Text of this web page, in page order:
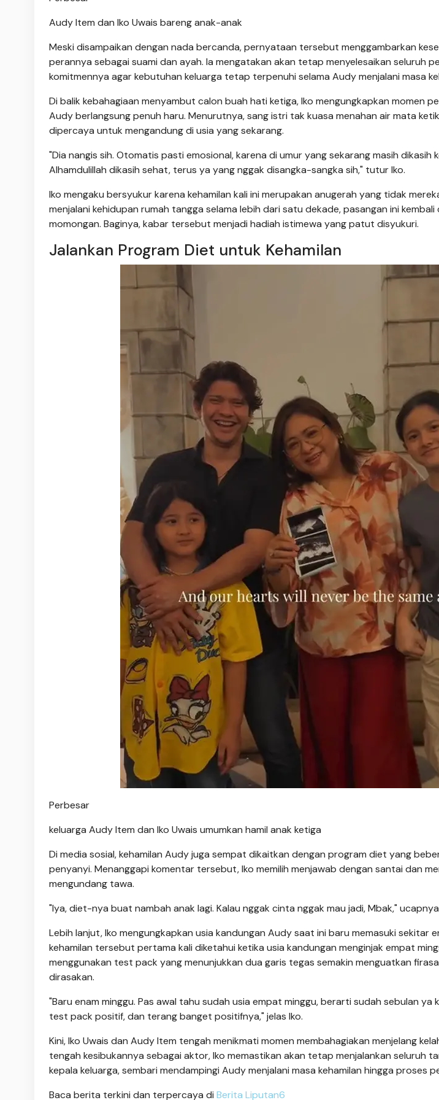
Audy Item dan Iko Uwais bareng anak-anak
Meski disampaikan dengan nada bercanda, pernyataan tersebut menggambarkan
perannya sebagai suami dan ayah. Ia mengatakan akan tetap menyelesaikan seluruh
komitmennya agar kebutuhan keluarga tetap terpenuhi selama Audy menjalani masa
Di balik kebahagiaan menyambut calon buah hati ketiga, Iko mengungkapkan momen
Audy berlangsung penuh haru. Menurutnya, sang istri tak kuasa menahan air mata
dipercaya untuk mengandung di usia yang sekarang.
"Dia nangis sih. Otomatis pasti emosional, karena di umur yang sekarang masih dikasih
Alhamdulillah dikasih sehat, terus ya yang nggak disangka-sangka sih," tutur Iko.
Iko mengaku bersyukur karena kehamilan kali ini merupakan anugerah yang tidak
menjalani kehidupan rumah tangga selama lebih dari satu dekade, pasangan ini
momongan. Baginya, kabar tersebut menjadi hadiah istimewa yang patut disyukuri.
Jalankan Program Diet untuk Kehamilan
Perbesar
keluarga Audy Item dan Iko Uwais umumkan hamil anak ketiga
Di media sosial, kehamilan Audy juga sempat dikaitkan dengan program diet yang
penyanyi. Menanggapi komentar tersebut, Iko memilih menjawab dengan santai dan
mengundang tawa.
"Iya, diet-nya buat nambah anak lagi. Kalau nggak cinta nggak mau jadi, Mbak,"
Lebih lanjut, Iko mengungkapkan usia kandungan Audy saat ini baru memasuki sekitar
kehamilan tersebut pertama kali diketahui ketika usia kandungan menginjak empat
menggunakan test pack yang menunjukkan dua garis tegas semakin menguatkan
dirasakan.
"Baru enam minggu. Pas awal tahu sudah usia empat minggu, berarti sudah sebulan ya
test pack positif, dan terang banget positifnya," jelas Iko.
Kini, Iko Uwais dan Audy Item tengah menikmati momen membahagiakan menjelang
tengah kesibukannya sebagai aktor, Iko memastikan akan tetap menjalankan seluruh
kepala keluarga, sembari mendampingi Audy menjalani masa kehamilan hingga proses
Baca berita terkini dan terpercaya di Berita Liputan6